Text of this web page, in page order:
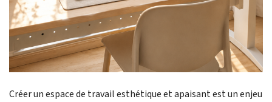
Créer un espace de travail esthétique et apaisant est un enjeu